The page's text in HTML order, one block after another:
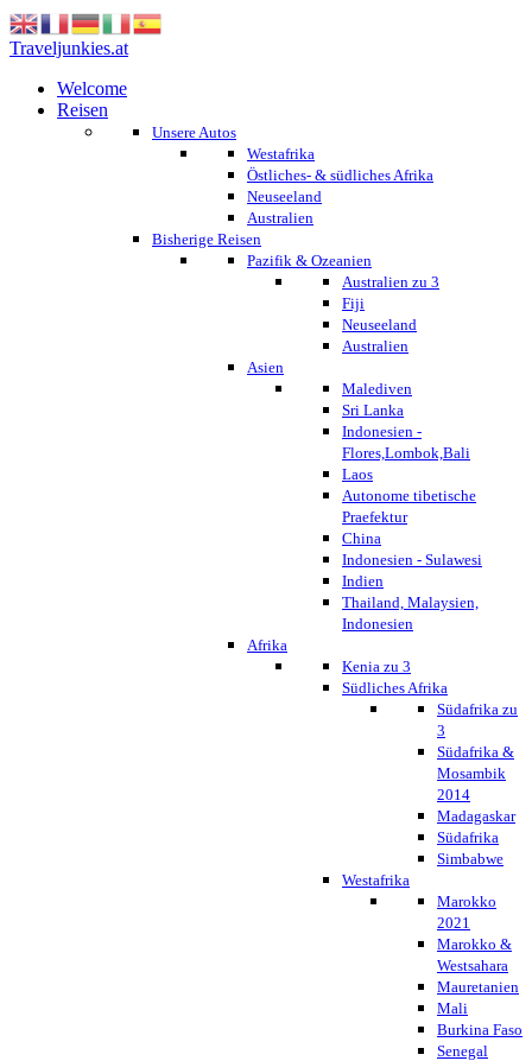
Traveljunkies.at
Welcome
Reisen
Unsere Autos
Westafrika
Östliches- & südliches Afrika
Neuseeland
Australien
Bisherige Reisen
Pazifik & Ozeanien
Australien zu 3
Fiji
Neuseeland
Australien
Asien
Malediven
Sri Lanka
Indonesien -
Flores,Lombok,Bali
Laos
Autonome tibetische
Praefektur
China
Indonesien - Sulawesi
Indien
Thailand, Malaysien,
Indonesien
Afrika
Kenia zu 3
Südliches Afrika
Südafrika zu
3
Südafrika &
Mosambik
2014
Madagaskar
Südafrika
Simbabwe
Westafrika
Marokko
2021
Marokko &
Westsahara
Mauretanien
Mali
Burkina Faso
Senegal